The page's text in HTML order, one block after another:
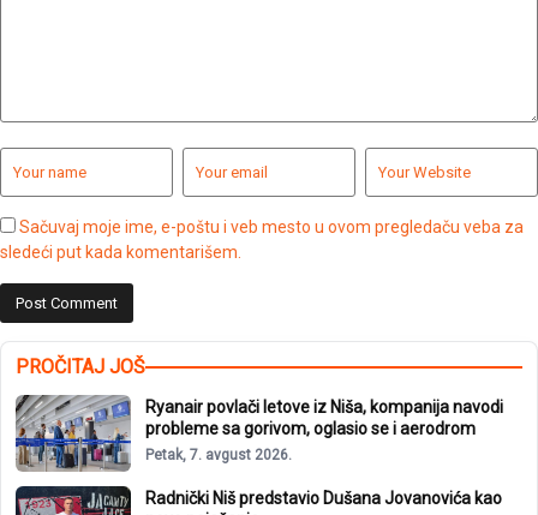
Sačuvaj moje ime, e-poštu i veb mesto u ovom pregledaču veba za
sledeći put kada komentarišem.
PROČITAJ JOŠ
Ryanair povlači letove iz Niša, kompanija navodi
probleme sa gorivom, oglasio se i aerodrom
Petak, 7. avgust 2026.
Radnički Niš predstavio Dušana Jovanovića kao